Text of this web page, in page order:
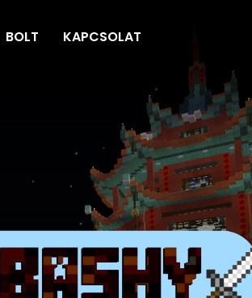
BOLT KAPCSOLAT